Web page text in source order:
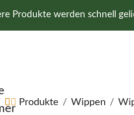
Produkte werden schnell
Produkte Wippen